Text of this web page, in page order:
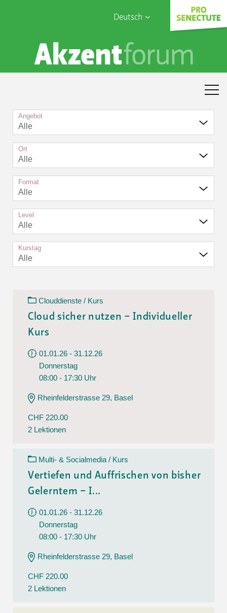
Deutsch
English
Français
Sophia Care
Angebot
Alle
Ort
Alle
Format
Alle
Level
Alle
Kurstag
Alle
Clouddienste / Kurs
Cloud sicher nutzen – Individueller
Kurs
01.01.26 - 31.12.26
Donnerstag
08:00 - 17:30 Uhr
Rheinfelderstrasse 29, Basel
CHF 220.00
2 Lektionen
Multi- & Socialmedia / Kurs
Vertiefen und Auffrischen von bisher
Gelerntem – I...
01.01.26 - 31.12.26
Donnerstag
08:00 - 17:30 Uhr
Rheinfelderstrasse 29, Basel
CHF 220.00
2 Lektionen